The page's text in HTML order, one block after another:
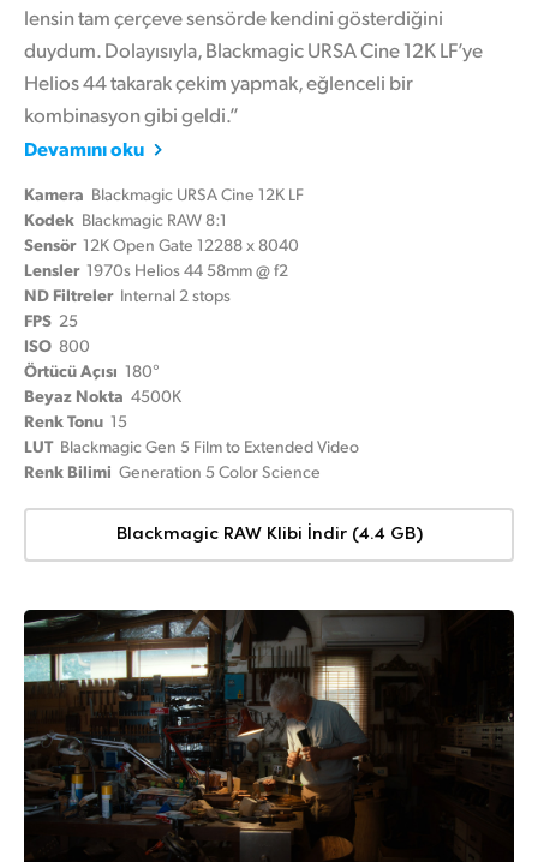
lensin tam çerçeve sensörde kendini gösterdiğini
duydum. Dolayısıyla, Blackmagic URSA Cine 12K LF’ye
Helios 44 takarak çekim yapmak, eğlenceli bir
kombinasyon gibi geldi.”
Devamını oku
Kamera Blackmagic URSA Cine 12K LF
Kodek Blackmagic RAW 8:1
Sensör 12K Open Gate 12288 x 8040
Lensler 1970s Helios 44 58mm @ f2
ND Filtreler Internal 2 stops
FPS 25
ISO 800
Örtücü Açısı 180°
Beyaz Nokta 4500K
Renk Tonu 15
LUT Blackmagic Gen 5 Film to Extended Video
Renk Bilimi Generation 5 Color Science
Blackmagic RAW Klibi İndir (4.4 GB)